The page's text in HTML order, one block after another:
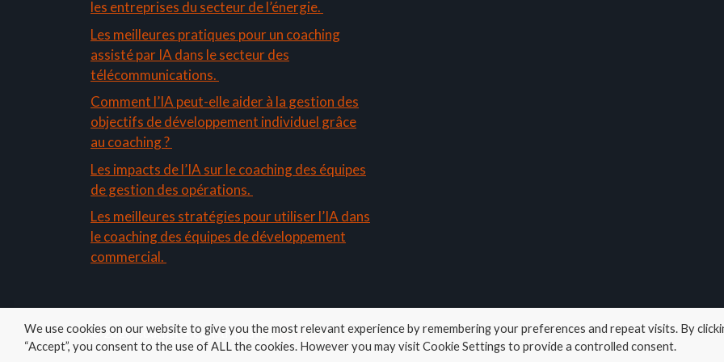
les entreprises du secteur de l’énergie.
Les meilleures pratiques pour un coaching
assisté par IA dans le secteur des
télécommunications.
Comment l’IA peut-elle aider à la gestion des
objectifs de développement individuel grâce
au coaching ?
Les impacts de l’IA sur le coaching des équipes
de gestion des opérations.
Les meilleures stratégies pour utiliser l’IA dans
le coaching des équipes de développement
commercial.
© 2026 Coacher• Construit avecGeneratePress
We use cookies on our website to give you the most relevant experience by remembering your preferences and repeat visits. By
“Accept”, you consent to the use of ALL the cookies. However you may visit Cookie Settings to provide a controlled consent.